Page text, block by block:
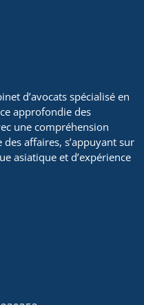
d’avocats spécialisé en
approfondie des
une compréhension
affaires, s’appuyant sur
asiatique et d’expérience